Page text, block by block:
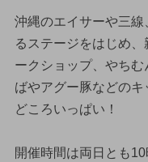
沖縄のエイサーや三
るステージをはじめ
ークショップ、やち
ばやアグー豚などの
どころいっぱい！
開催時間は両日とも